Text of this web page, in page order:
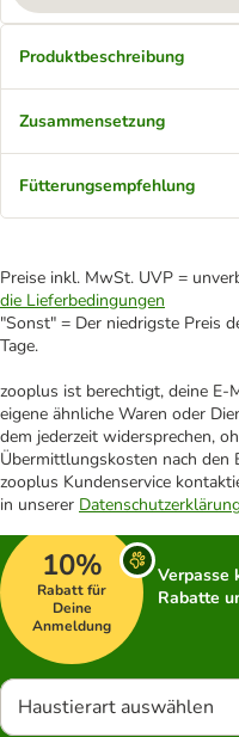
Produktbeschreibung
Zusammensetzung
Fütterungsempfehlung
Preise inkl. MwSt. UVP =
die Lieferbedingungen
"Sonst" = Der niedrigste Preis
Tage.
zooplus ist berechtigt, deine
eigene ähnliche Waren oder
dem jederzeit widersprechen,
Übermittlungskosten nach den
zooplus Kundenservice
in unserer
10%
Rabatt für
Deine
Anmeldung
Verpasse
Rabatte
Haustierart auswählen